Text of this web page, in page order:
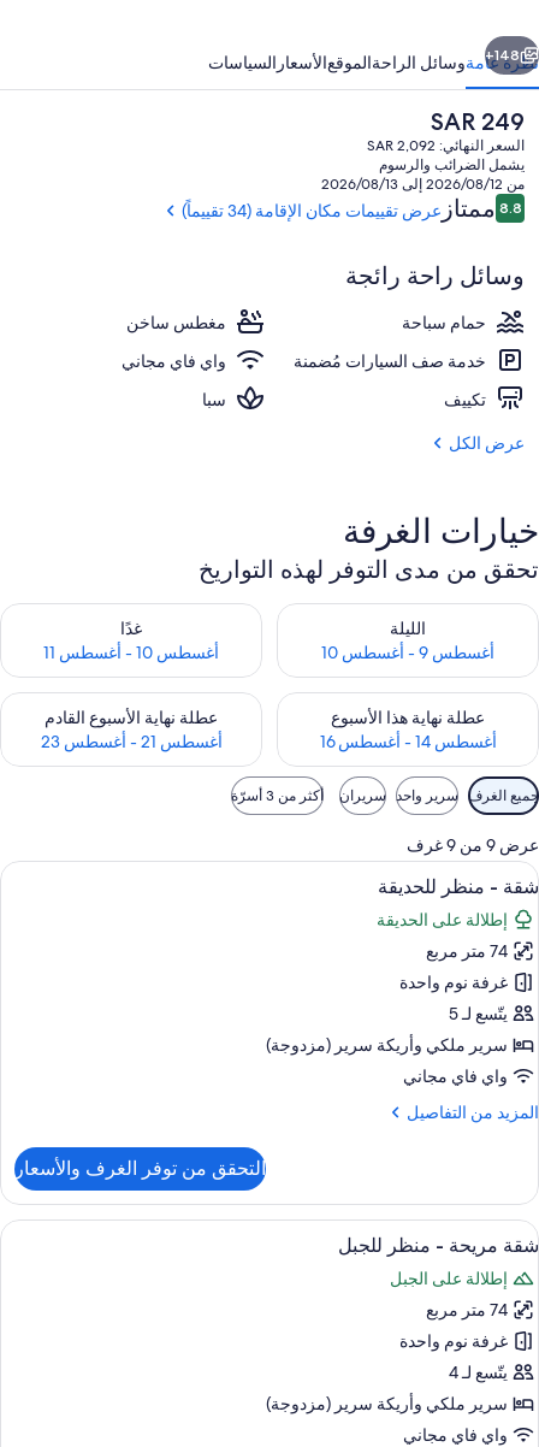
المنشأة من الخارج
التالي
148+
نظرة عامةوسائل الراحةالموقعالأسعار السياسات
السعر
الحالي
هو
SAR
249
SAR 249
السعر النهائي: SAR 2,092
يشمل الضرائب والرسوم
من 2026/08/12 إلى 2026/08/13
التقييمات
8.88.8 من 10ممتاز عرض تقييمات مكان الإقامة (34 تقييماً)
وسائل راحة رائجة
حمام سباحة
مغطس ساخن
خدمة صف السيارات مُضمنة
واي فاي مجاني
تكييف
سبا
عرض الكل
خيارات الغرفة
تحقق من مدى التوفر لهذه التواريخ
الليلة
أغسطس 9 - أغسطس 10
تحقق من مدى التوفر لليلة للفترة أغسطس 9 - أغسطس 10
غدًا
أغسطس 10 - أغسطس 11
تحقق من مدى التوفر لغد للفترة أغسطس
عطلة نهاية هذا الأسبوع
أغسطس 14 - أغسطس 16
تحقق من مدى التوفر لعطلة نهاية هذا الأسبوع للفترة أغسطس 14 - أغسطس 16
عطلة نهاية الأسبوع القادم
أغسطس 21 - أغسطس 23
تحقق من مدى التوفر لعطلة نهاية
عوامل
التصفية
المتاحة
للغرف
جميع الغرف سرير واحد سريران أكثر من 3 أسرّة
عرض 9 من 9 غرف
استعراض
جميع
صور
شقة
-
منظر
للحديقة
28
شقة - منظر للحديقة
إطلالة على الحديقة
74 متر مربع
غرفة نوم واحدة
يتّسع لـ 5
سرير ملكي‫‬ وأريكة سرير (مزدوجة)
واي فاي مجاني
المزيد من التفاصيل
المزيد
شقة
منظر
التحقق من توفر الغرف والأسعار
استعراض
جميع
صور
شقة
مريحة
-
منظر
للجبل
14
شقة مريحة - منظر للجبل
إطلالة على الجبل
74 متر مربع
غرفة نوم واحدة
يتّسع لـ 4
سرير ملكي‫‬ وأريكة سرير (مزدوجة)
واي فاي مجاني